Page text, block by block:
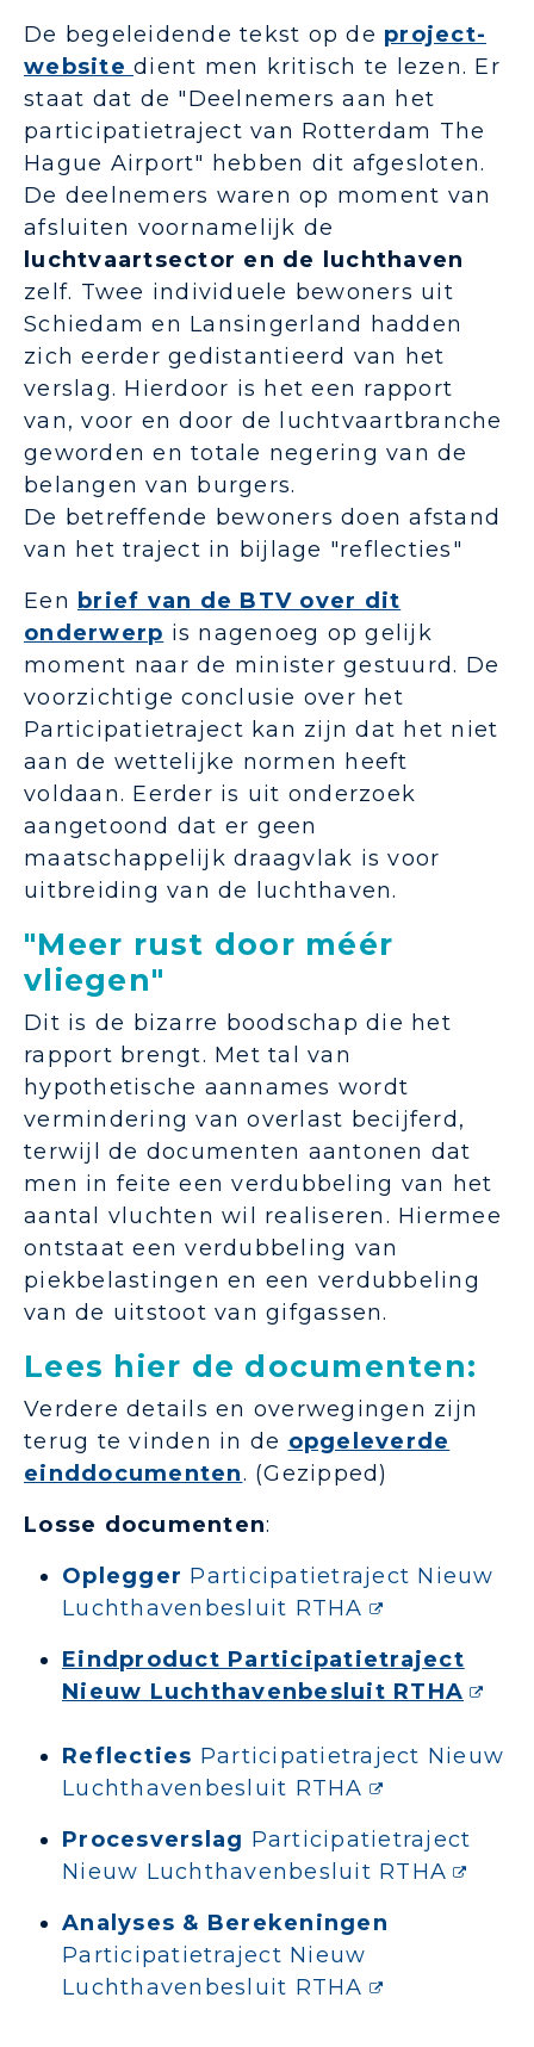
De begeleidende tekst op de project-
website dient men kritisch te lezen. Er
staat dat de "Deelnemers aan het
participatietraject van Rotterdam The
Hague Airport" hebben dit afgesloten.
De deelnemers waren op moment van
afsluiten voornamelijk de
luchtvaartsector en de luchthaven
zelf. Twee individuele bewoners uit
Schiedam en Lansingerland hadden
zich eerder gedistantieerd van het
verslag. Hierdoor is het een rapport
van, voor en door de luchtvaartbranche
geworden en totale negering van de
belangen van burgers.
De betreffende bewoners doen afstand
van het traject in bijlage "reflecties"
Een brief van de BTV over dit
onderwerp is nagenoeg op gelijk
moment naar de minister gestuurd. De
voorzichtige conclusie over het
Participatietraject kan zijn dat het niet
aan de wettelijke normen heeft
voldaan. Eerder is uit onderzoek
aangetoond dat er geen
maatschappelijk draagvlak is voor
uitbreiding van de luchthaven.
"Meer rust door méér
vliegen"
Dit is de bizarre boodschap die het
rapport brengt. Met tal van
hypothetische aannames wordt
vermindering van overlast becijferd,
terwijl de documenten aantonen dat
men in feite een verdubbeling van het
aantal vluchten wil realiseren. Hiermee
ontstaat een verdubbeling van
piekbelastingen en een verdubbeling
van de uitstoot van gifgassen.
Lees hier de documenten:
Verdere details en overwegingen zijn
terug te vinden in de opgeleverde
einddocumenten. (Gezipped)
Losse documenten:
Oplegger Participatietraject Nieuw
Luchthavenbesluit RTHA
Eindproduct Participatietraject
Nieuw Luchthavenbesluit RTHA
Reflecties Participatietraject Nieuw
Luchthavenbesluit RTHA
Procesverslag Participatietraject
Nieuw Luchthavenbesluit RTHA
Analyses & Berekeningen
Participatietraject Nieuw
Luchthavenbesluit RTHA